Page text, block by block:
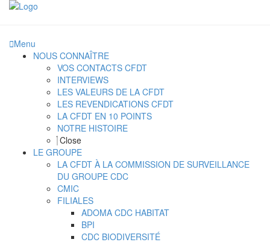
Menu
NOUS CONNAÎTRE
VOS CONTACTS CFDT
INTERVIEWS
LES VALEURS DE LA CFDT
LES REVENDICATIONS CFDT
LA CFDT EN 10 POINTS
NOTRE HISTOIRE
Close
LE GROUPE
LA CFDT À LA COMMISSION DE SURVEILLANCE
DU GROUPE CDC
CMIC
FILIALES
ADOMA CDC HABITAT
BPI
CDC BIODIVERSITÉ